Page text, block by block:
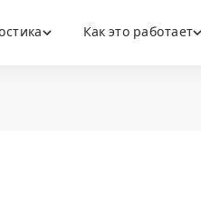
Как это работает